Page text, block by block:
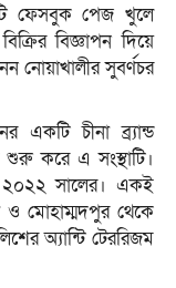
ফেসবুক পেজ খুলে
বিজ্ঞাপন দিয়ে
নোয়াখালীর সুবর্ণচর
একটি চীনা ব্র্যান্ড
করে এ সংস্থাটি।
২০২২ সালের। একই
ও মোহাম্মদপুর থেকে
অ্যান্টি টেররিজম